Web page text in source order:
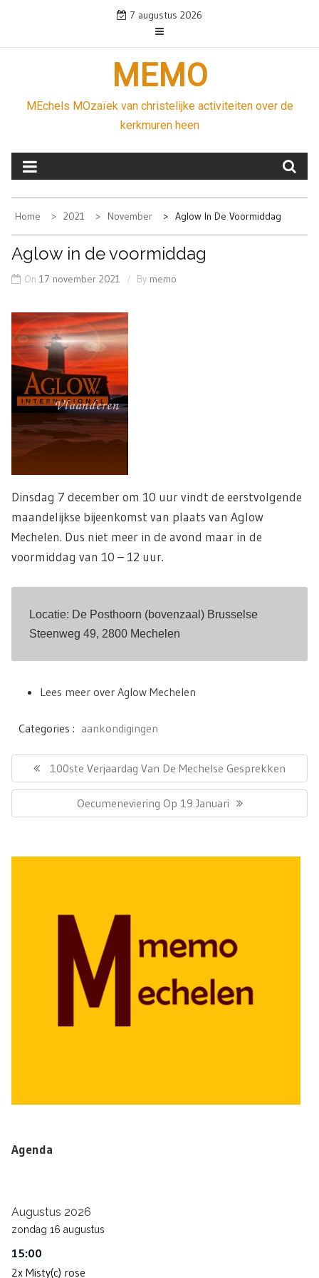
content
7 augustus 2026
MEMO
MEchels MOzaïek van christelijke activiteiten over de
kerkmuren heen
Home 2021 November Aglow In De Voormiddag
Aglow in de voormiddag
On 17 november 2021 By memo
Dinsdag 7 december om 10 uur vindt de eerstvolgende
maandelijkse bijeenkomst van plaats van Aglow
Mechelen. Dus niet meer in de avond maar in de
voormiddag van 10 – 12 uur.
Locatie: De Posthoorn (bovenzaal) Brusselse
Steenweg 49, 2800 Mechelen
Lees meer over Aglow Mechelen
Categories : aankondigingen
navigatiePrevious
Post:
100ste Verjaardag Van De Mechelse Gesprekken
Next
Post:
Oecumeneviering Op 19 Januari
Agenda
Augustus 2026
zondag 16 augustus
15:00
2x Misty(c) rose